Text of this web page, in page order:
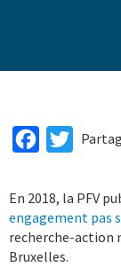
FacebookTwitter
En 2018, la PFV
engagement pas
recherche-action
Bruxelles.